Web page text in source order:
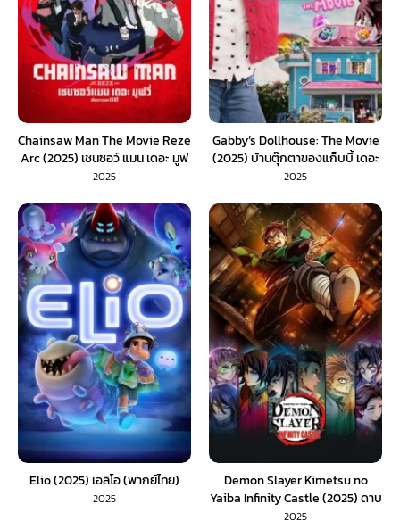
Chainsaw Man The Movie Reze
Arc (2025) เชนซอว์ แมน เดอะ มูฟ
วี่ (พากย์ไทย)
2025
Gabby’s Dollhouse: The Movie
(2025) บ้านตุ๊กตาของแก็บบี้ เดอะ
มูฟวี่ (พากย์ไทย) 1X
2025
Elio (2025) เอลิโอ (พากย์ไทย)
2025
Demon Slayer Kimetsu no
Yaiba Infinity Castle (2025) ดาบ
พิฆาตอสูร ภาคปราสาทไร้ขอบเขต
2025